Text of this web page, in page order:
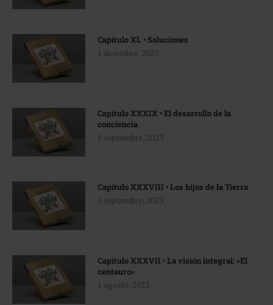
Capítulo XL • Soluciones
1 diciembre, 2023
Capítulo XXXIX • El desarrollo de la
conciencia
1 septiembre, 2023
Capítulo XXXVIII • Los hijos de la Tierra
1 septiembre, 2023
Capítulo XXXVII • La visión integral: «El
centauro»
1 agosto, 2023